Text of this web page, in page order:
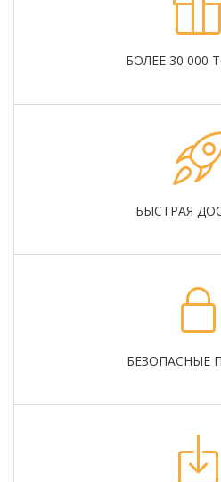
БОЛЕЕ 30 000
БЫСТРАЯ
БЕЗОПАСНЫЕ